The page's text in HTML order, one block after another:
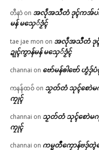
တီနာဲ on အလဵုအသဳတံ ဒုၚ်ကအ်ပါ
မန် မသှေ်ဒၟံၚ်
tae jae mon on အလဵုအသဳတံ ဒုၚ်
ဍုၚ်ကွာန်မန် မသှေ်ဒၟံၚ်
channai on ဗော်မန်ၜါဗော် ဟွံဒှ်
ကနန်ထဝ် on သၟတ်တံ သုၚ်စောဲမ
ကၠုၚ်
channai on သၟတ်တံ သုၚ်စောဲမ
ကၠုၚ်
channai on ကမ္မတဳကၠောန်ဗဒှ်တ္